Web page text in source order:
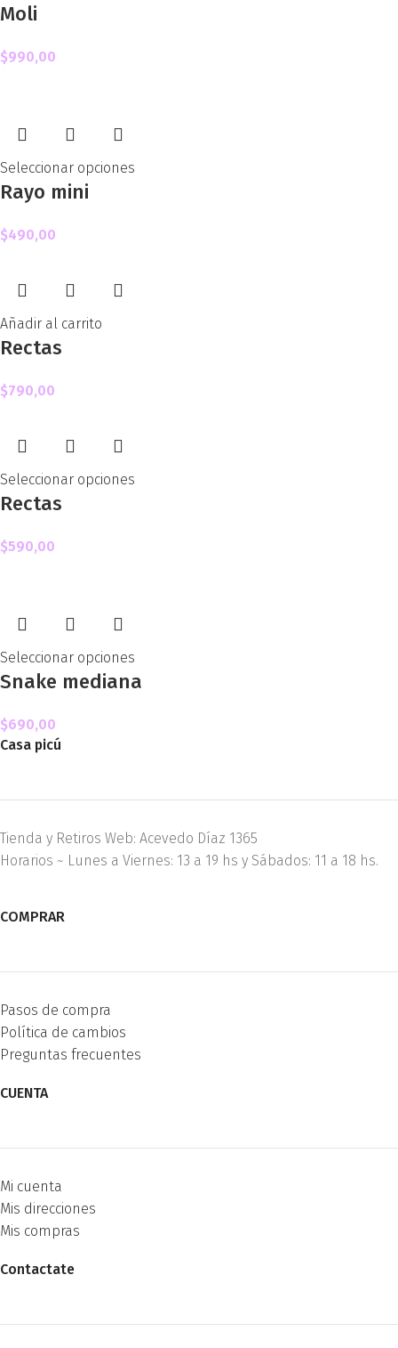
Moli
$990,00
Seleccionar opciones
Rayo mini
$490,00
Añadir al carrito
Rectas
$790,00
Seleccionar opciones
Rectas
$590,00
Seleccionar opciones
Snake mediana
$690,00
Casa picú
Tienda y Retiros Web: Acevedo Díaz 1365
Horarios ~ Lunes a Viernes: 13 a 19 hs y Sábados: 11 a 18 hs.
COMPRAR
Pasos de compra
Política de cambios
Preguntas frecuentes
CUENTA
Mi cuenta
Mis direcciones
Mis compras
Contactate